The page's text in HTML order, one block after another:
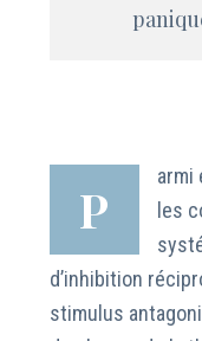
P
armi
les
d’inhibition
stimulus